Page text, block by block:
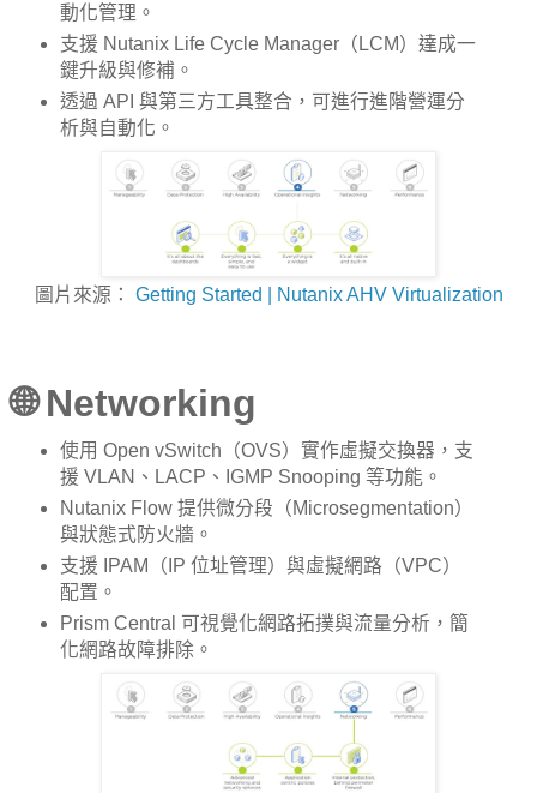
動化管理。
支援 Nutanix Life Cycle Manager（LCM）達成一
鍵升級與修補。
透過 API 與第三方工具整合，可進行進階營運分
析與自動化。
圖片來源： Getting Started | Nutanix AHV Virtualization
🌐 Networking
使用 Open vSwitch（OVS）實作虛擬交換器，支
援 VLAN、LACP、IGMP Snooping 等功能。
Nutanix Flow 提供微分段（Microsegmentation）
與狀態式防火牆。
支援 IPAM（IP 位址管理）與虛擬網路（VPC）
配置。
Prism Central 可視覺化網路拓撲與流量分析，簡
化網路故障排除。